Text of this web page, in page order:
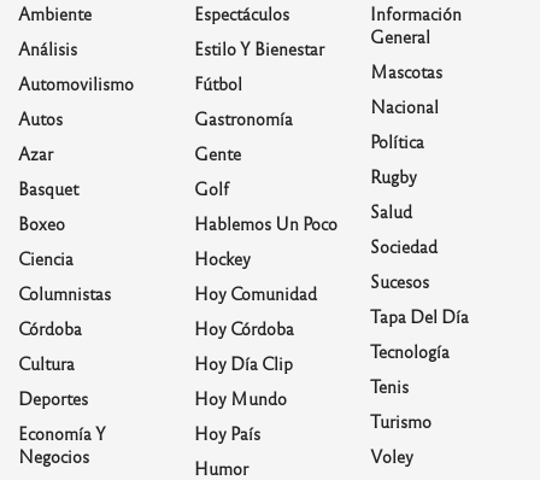
Ambiente
Análisis
Automovilismo
Autos
Azar
Basquet
Boxeo
Ciencia
Columnistas
Córdoba
Cultura
Deportes
Economía Y
Negocios
Espectáculos
Estilo Y Bienestar
Fútbol
Gastronomía
Gente
Golf
Hablemos Un Poco
Hockey
Hoy Comunidad
Hoy Córdoba
Hoy Día Clip
Hoy Mundo
Hoy País
Humor
Información
General
Mascotas
Nacional
Política
Rugby
Salud
Sociedad
Sucesos
Tapa Del Día
Tecnología
Tenis
Turismo
Voley